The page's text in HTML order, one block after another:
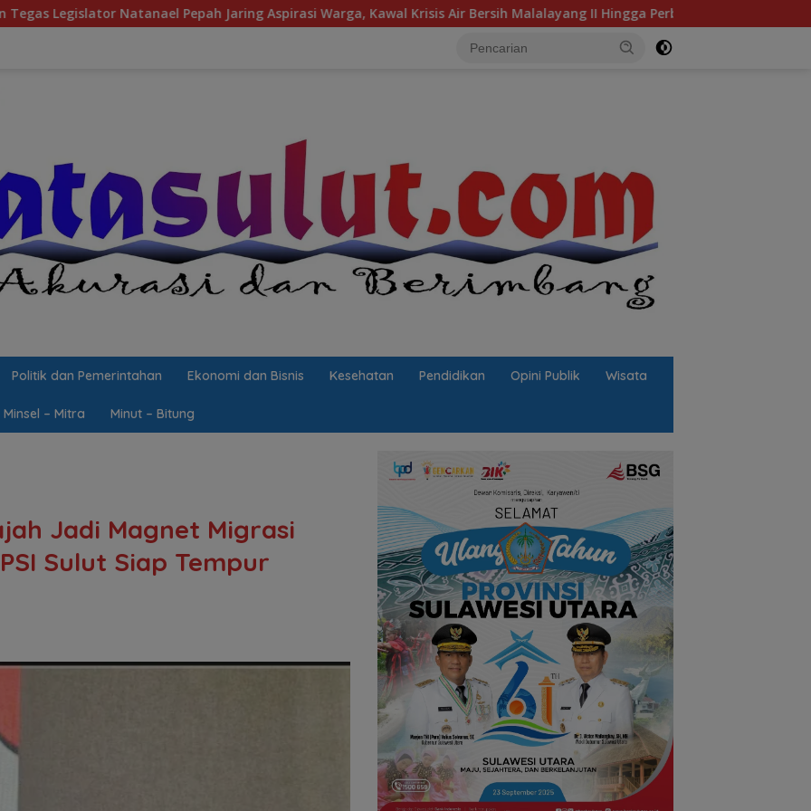
Jaring Aspirasi Warga, Kawal Krisis Air Bersih Malalayang II Hingga Perbaikan Infrastruktur
Politik dan Pemerintahan Ekonomi dan Bisnis Kesehatan Pendidikan Opini Publik Wisata
Minsel – Mitra Minut – Bitung
Jadi Magnet Migrasi
Sulut Siap Tempur